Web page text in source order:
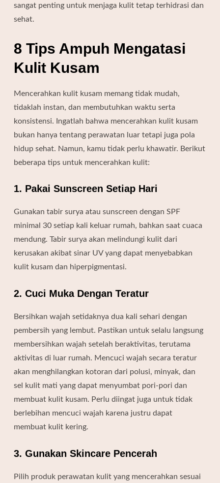
sangat penting untuk menjaga kulit tetap terhidrasi dan
sehat.
8 Tips Ampuh Mengatasi
Kulit Kusam
Mencerahkan kulit kusam memang tidak mudah,
tidaklah instan, dan membutuhkan waktu serta
konsistensi. Ingatlah bahwa mencerahkan kulit kusam
bukan hanya tentang perawatan luar tetapi juga pola
hidup sehat. Namun, kamu tidak perlu khawatir. Berikut
beberapa tips untuk mencerahkan kulit:
1. Pakai Sunscreen Setiap Hari
Gunakan tabir surya atau sunscreen dengan SPF
minimal 30 setiap kali keluar rumah, bahkan saat cuaca
mendung. Tabir surya akan melindungi kulit dari
kerusakan akibat sinar UV yang dapat menyebabkan
kulit kusam dan hiperpigmentasi.
2. Cuci Muka Dengan Teratur
Bersihkan wajah setidaknya dua kali sehari dengan
pembersih yang lembut. Pastikan untuk selalu langsung
membersihkan wajah setelah beraktivitas, terutama
aktivitas di luar rumah. Mencuci wajah secara teratur
akan menghilangkan kotoran dari polusi, minyak, dan
sel kulit mati yang dapat menyumbat pori-pori dan
membuat kulit kusam. Perlu diingat juga untuk tidak
berlebihan mencuci wajah karena justru dapat
membuat kulit kering.
3. Gunakan Skincare Pencerah
Pilih produk perawatan kulit yang mencerahkan sesuai